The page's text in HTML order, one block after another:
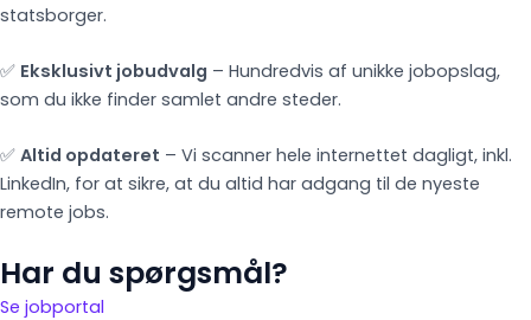
statsborger.
✅ Eksklusivt jobudvalg – Hundredvis af unikke jobopslag,
som du ikke finder samlet andre steder.
✅ Altid opdateret – Vi scanner hele internettet dagligt, inkl.
LinkedIn, for at sikre, at du altid har adgang til de nyeste
remote jobs.
Har du spørgsmål?
Se jobportal